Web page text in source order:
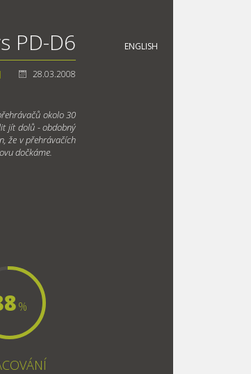
PD-D6
28.03.2008
okolo 30
jít dolů - obdobný
že v přehrávačích
dočkáme.
%
ENGLISH